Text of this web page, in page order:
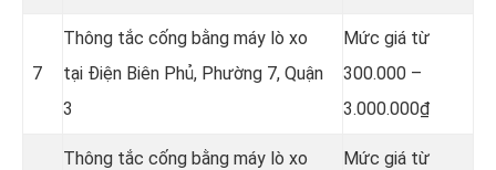
7
Thông tắc cống bằng máy lò xo
tại Điện Biên Phủ, Phường 7, Quận
3
Mức giá từ
300.000 –
3.000.000₫
Thông tắc cống bằng máy lò xo
Mức giá từ